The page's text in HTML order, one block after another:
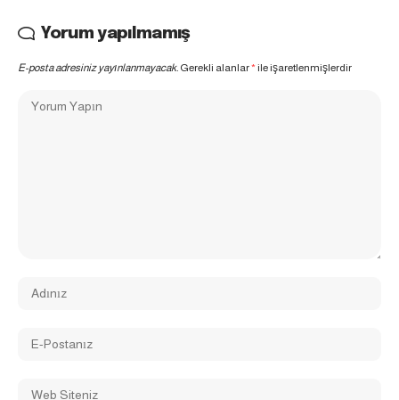
Yorum yapılmamış
E-posta adresiniz yayınlanmayacak. Gerekli alanlar*ile işaretlenmişlerdir